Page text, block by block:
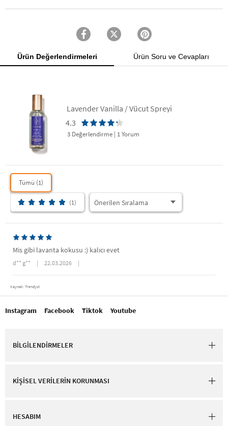
Ürün Değerlendirmeleri Ürün Soru ve Cevapları
Lavender Vanilla / Vücut Spreyi
4.3
3 Değerlendirme | 1 Yorum
Tümü (1)
(1)
Mis gibi lavanta kokusu :) kalıcı evet
d** g** | 22.03.2026 |
Kaynak: Trendyol
Instagram Facebook Tiktok Youtube
BİLGİLENDİRMELER
KİŞİSEL VERİLERİN KORUNMASI
HESABIM